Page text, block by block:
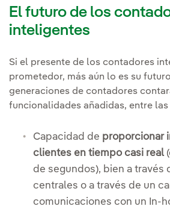
El futuro de los
inteligentes
Si el presente de los contadores
prometedor, más aún lo es su
generaciones de contadores
funcionalidades añadidas, entre las
Capacidad de proporcionar
clientes en tiempo casi real
de segundos), bien a través
centrales o a través de un
comunicaciones con un In-